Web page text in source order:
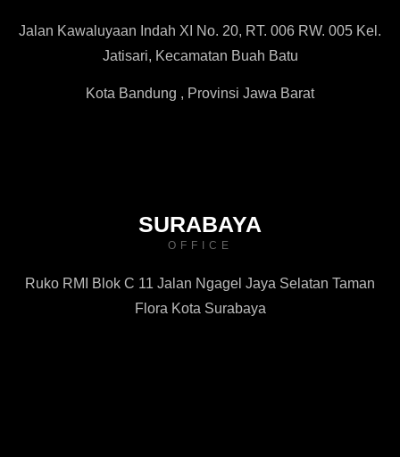
Jalan Kawaluyaan Indah XI No. 20, RT. 006 RW. 005 Kel.
Jatisari, Kecamatan Buah Batu
Kota Bandung , Provinsi Jawa Barat
SURABAYA
OFFICE
Ruko RMI Blok C 11 Jalan Ngagel Jaya Selatan Taman
Flora Kota Surabaya